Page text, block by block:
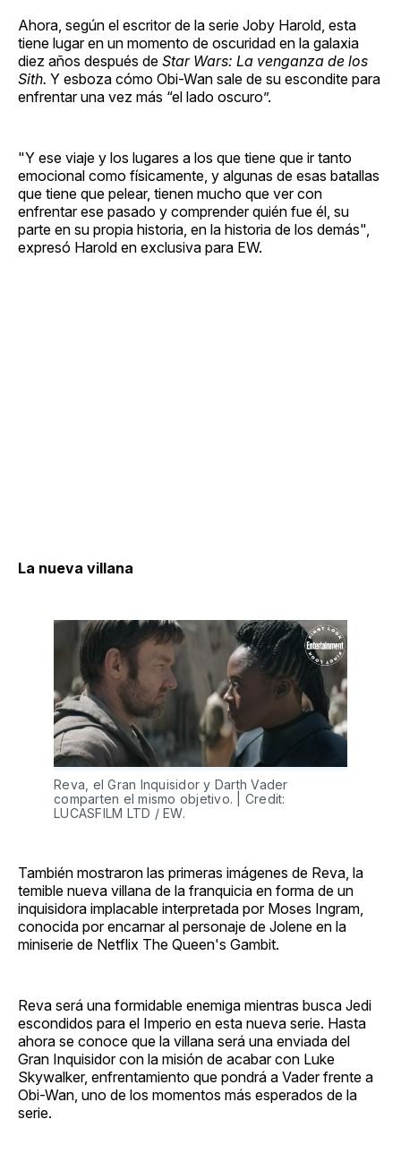
Ahora, según el escritor de la serie Joby Harold, esta
tiene lugar en un momento de oscuridad en la galaxia
diez años después de Star Wars: La venganza de los
Sith. Y esboza cómo Obi-Wan sale de su escondite para
enfrentar una vez más “el lado oscuro”.
"Y ese viaje y los lugares a los que tiene que ir tanto
emocional como físicamente, y algunas de esas batallas
que tiene que pelear, tienen mucho que ver con
enfrentar ese pasado y comprender quién fue él, su
parte en su propia historia, en la historia de los demás",
expresó Harold en exclusiva para EW.
La nueva villana
Reva, el Gran Inquisidor y Darth Vader
comparten el mismo objetivo. | Credit:
LUCASFILM LTD / EW.
También mostraron las primeras imágenes de Reva, la
temible nueva villana de la franquicia en forma de un
inquisidora implacable interpretada por Moses Ingram,
conocida por encarnar al personaje de Jolene en la
miniserie de Netflix The Queen's Gambit.
Reva será una formidable enemiga mientras busca Jedi
escondidos para el Imperio en esta nueva serie. Hasta
ahora se conoce que la villana será una enviada del
Gran Inquisidor con la misión de acabar con Luke
Skywalker, enfrentamiento que pondrá a Vader frente a
Obi-Wan, uno de los momentos más esperados de la
serie.